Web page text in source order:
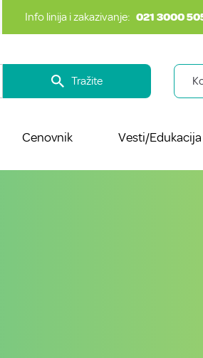
Info linija i zakazivanje: 021 3000
Tražite
Cenovnik Vesti/Edukacija